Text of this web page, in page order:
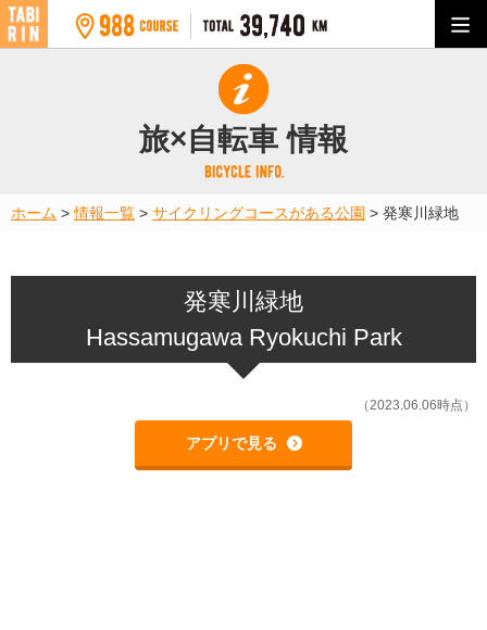
旅×自転車 情報
ホーム >情報一覧 > サイクリングコースがある公園 > 発寒川緑地
発寒川緑地
Hassamugawa Ryokuchi Park
（2023.06.06時点）
アプリで見る